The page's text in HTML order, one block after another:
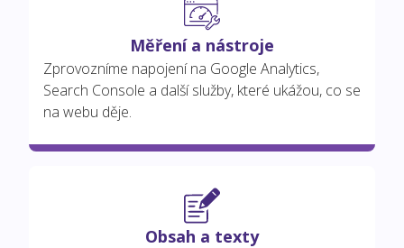
Měření a nástroje
Zprovozníme napojení na Google Analytics,
Search Console a další služby, které ukážou, co se
na webu děje.
Obsah a texty